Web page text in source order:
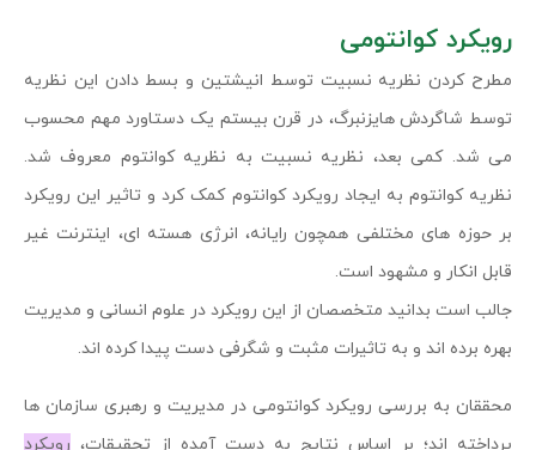
رویکرد کوانتومی
مطرح کردن نظریه نسبیت توسط انیشتین و بسط دادن این نظریه
توسط شاگردش هایزنبرگ، در قرن بیستم یک دستاورد مهم محسوب
می شد. کمی بعد، نظریه نسبیت به نظریه کوانتوم معروف شد.
نظریه کوانتوم به ایجاد رویکرد کوانتوم کمک کرد و تاثیر این رویکرد
بر حوزه های مختلفی همچون رایانه، انرژی هسته ای، اینترنت غیر
قابل انکار و مشهود است.
جالب است بدانید متخصصان از این رویکرد در علوم انسانی و مدیریت
بهره برده اند و به تاثیرات مثبت و شگرفی دست پیدا کرده اند.
محققان به بررسی رویکرد کوانتومی در مدیریت و رهبری سازمان ها
پرداخته اند؛ بر اساس نتایج به دست آمده از تحقیقات، رویکرد